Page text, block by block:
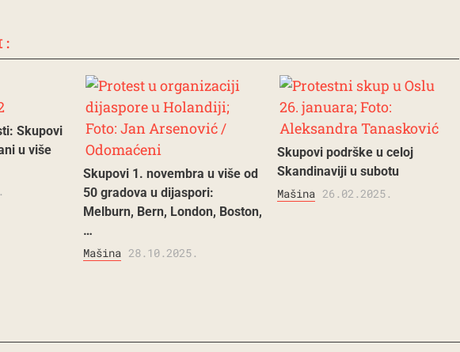
Skupovi
u više
Skupovi 1. novembra u više od
50 gradova u dijaspori:
Melburn, Bern, London, Boston,
…
Mašina 28.10.2025.
Skupovi podrške u celoj
Skandinaviji u subotu
Mašina 26.02.2025.